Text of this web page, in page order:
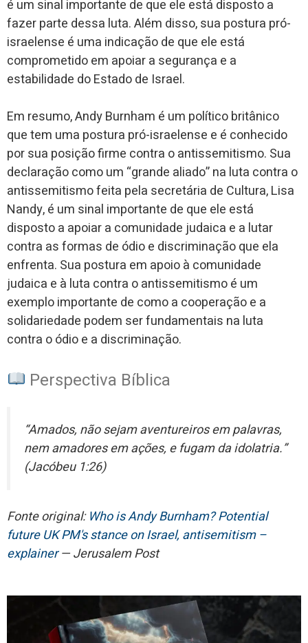
é um sinal importante de que ele está disposto a
fazer parte dessa luta. Além disso, sua postura pró-
israelense é uma indicação de que ele está
comprometido em apoiar a segurança e a
estabilidade do Estado de Israel.
Em resumo, Andy Burnham é um político britânico
que tem uma postura pró-israelense e é conhecido
por sua posição firme contra o antissemitismo. Sua
declaração como um “grande aliado” na luta contra o
antissemitismo feita pela secretária de Cultura, Lisa
Nandy, é um sinal importante de que ele está
disposto a apoiar a comunidade judaica e a lutar
contra as formas de ódio e discriminação que ela
enfrenta. Sua postura em apoio à comunidade
judaica e à luta contra o antissemitismo é um
exemplo importante de como a cooperação e a
solidariedade podem ser fundamentais na luta
contra o ódio e a discriminação.
Perspectiva Bíblica
“Amados, não sejam aventureiros em palavras,
nem amadores em ações, e fugam da idolatria.”
(Jacóbeu 1:26)
Fonte original:Who is Andy Burnham? Potential
future UK PM's stance on Israel, antisemitism –
explainer— Jerusalem Post